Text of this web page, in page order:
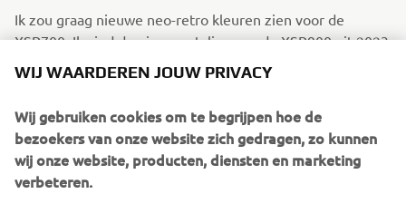
Ik zou graag nieuwe neo-retro kleuren zien voor de
XSR700. Ik vind de nieuwe styling van de XSR900 uit 2023
te zien.
ALS JE ÉÉN YAMAHA UIT DE
GESCHIEDENIS VAN HET MERK
WIJ WAARDEREN JOUW PRIVACY
Wij gebruiken cookies om te begrijpen hoe de
bezoekers van onze website zich gedragen, zo kunnen
wij onze website, producten, diensten en marketing
verbeteren.